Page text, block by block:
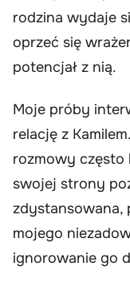
rodzina wydaje
oprzeć się
potencjał z nią.
Moje próby
relację z
rozmowy często
swojej strony
zdystansowana,
mojego
ignorowanie go